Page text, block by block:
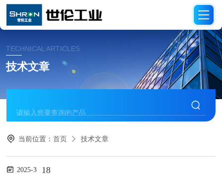
TECHNICAL ARTICLES
技术文章
当前位置：首页 技术文章
2025-3 18